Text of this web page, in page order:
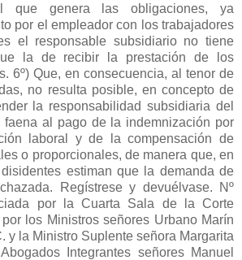
que genera las obligaciones, ya
por el empleador con los trabajadores
el responsable subsidiario no tiene
la de recibir la prestación de los
6º) Que, en consecuencia, al tenor de
no resulta posible, en concepto de
la responsabilidad subsidiaria del
al pago de la indemnización por
laboral y de la compensación de
o proporcionales, de manera que, en
estiman que la demanda de
Regístrese y devuélvase. Nº
por la Cuarta Sala de la Corte
los Ministros señores Urbano Marín
y la Ministro Suplente señora Margarita
Integrantes señores Manuel